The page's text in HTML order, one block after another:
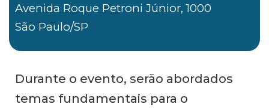
Avenida Roque Petroni Júnior, 1000
São Paulo/SP
Durante o evento, serão abordados
temas fundamentais para o